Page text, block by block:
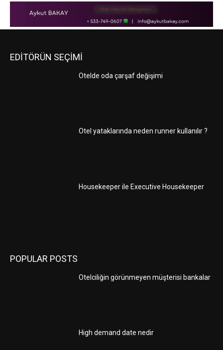
EDİTÖRÜN SEÇİMİ
Otelde oda çarşaf değişimi
Otel yataklarında neden runner kullanılır ?
Housekeeper ile Executive Housekeeper
POPULAR POSTS
Otelciliğin görünmeyen müşterisi bankalar
High demand date nedir